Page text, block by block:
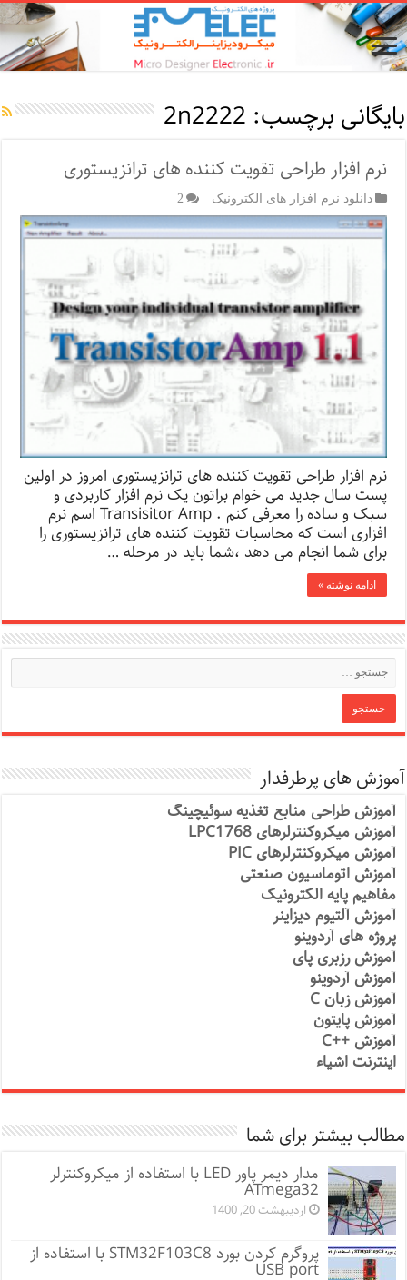
بایگانی برچسب: 2n2222
نرم افزار طراحی تقویت کننده های ترانزیستوری
دانلود نرم افزار های الکترونیک 2
نرم افزار طراحی تقویت کننده های ترانزیستوری امروز در اولین
پست سال جدید می خوام براتون یک نرم افزار کاربردی و
سبک و ساده را معرفی کنم . Transisitor Amp اسم نرم
افزاری است که محاسبات تقویت کننده های ترانزیستوری را
برای شما انجام می دهد ،شما باید در مرحله …
ادامه نوشته »
آموزش های پرطرفدار
آموزش طراحی منابع تغذیه سوئیچینگ
آموزش میکروکنترلرهای LPC1768
آموزش میکروکنترلرهای PIC
آموزش اتوماسیون صنعتی
مفاهیم پایه الکترونیک
آموزش آلتیوم دیزاینر
پروژه های آردوینو
آموزش رزبری پای
آموزش آردوینو
آموزش زبان C
آموزش پایتون
آموزش ++C
اینترنت اشیاء
مطالب بیشتر برای شما
مدار دیمر پاور LED با استفاده از میکروکنترلر
ATmega32
اردیبهشت 20, 1400
پروگرم کردن بورد STM32F103C8 با استفاده از
USB port